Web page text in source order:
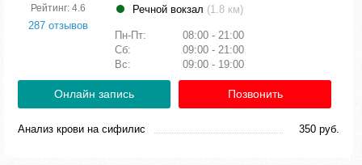
Рейтинг: 4.6
287 отзывов
Речной вокзал (1.8 км)
Пн-Пт:
08:00 - 21:00
Сб:
09:00 - 21:00
Вс:
09:00 - 19:00
Онлайн запись Позвонить
Анализ крови на сифилис 350 руб.